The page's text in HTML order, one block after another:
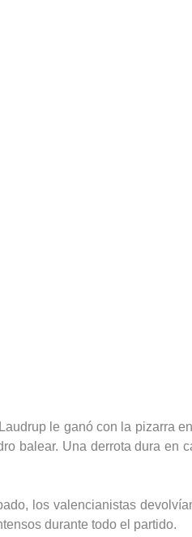
le ganó con la pizarra
balear. Una derrota dura en
los valencianistas
durante todo el partido.